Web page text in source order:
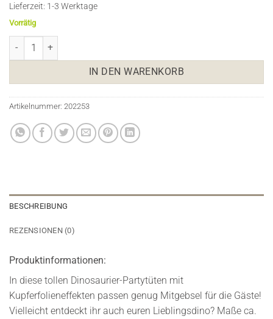
Lieferzeit: 1-3 Werktage
Vorrätig
Dinosaurier Partytüten Kingdom Menge
IN DEN WARENKORB
Artikelnummer: 202253
BESCHREIBUNG
REZENSIONEN (0)
Produktinformationen:
In diese tollen Dinosaurier-Partytüten mit
Kupferfolieneffekten passen genug Mitgebsel für die Gäste!
Vielleicht entdeckt ihr auch euren Lieblingsdino? Maße ca.